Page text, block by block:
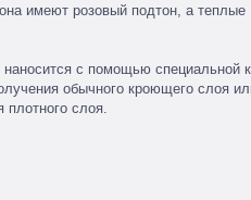
имеют розовый подтон, а теплые
с помощью специальной
обычного кроющего слоя
слоя.